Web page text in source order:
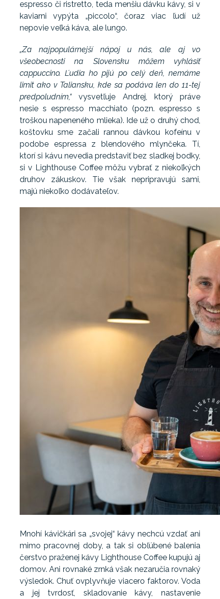
espresso či ristretto, teda menšiu dávku kávy, si v
kaviarni vypýta „piccolo“, čoraz viac ľudí už
nepovie veľká káva, ale lungo.
„Za najpopulárnejší nápoj u nás, ale aj vo
všeobecnosti na Slovensku môžem vyhlásiť
cappuccino. Ľudia ho pijú po celý deň, nemáme
limit ako v Taliansku, kde sa podáva len do 11-tej
predpoludním,“ vysvetľuje Andrej, ktorý práve
nesie s espresso macchiato (pozn. espresso s
troškou napeneného mlieka). Ide už o druhý chod,
koštovku sme začali rannou dávkou kofeínu v
podobe espressa z blendového mlynčeka. Tí,
ktorí si kávu nevedia predstaviť bez sladkej bodky,
si v Lighthouse Coffee môžu vybrať z niekoľkých
druhov zákuskov. Tie však nepripravujú sami,
majú niekoľko dodávateľov.
Mnohí kávičkári sa „svojej“ kávy nechcú vzdať ani
mimo pracovnej doby, a tak si obľúbené balenia
čerstvo praženej kávy Lighthouse Coffee kupujú aj
domov. Ani rovnaké zrnká však nezaručia rovnaký
výsledok. Chuť ovplyvňuje viacero faktorov. Voda
a jej tvrdosť, skladovanie kávy, nastavenie